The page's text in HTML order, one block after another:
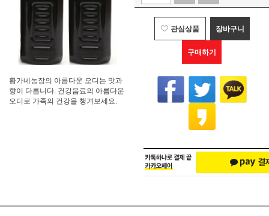
황가네농장의 아름다운 오디는 맛과
향이 다릅니다. 건강음료의 아름다운
오디로 가족의 건강을 챙겨보세요.
관심상품 장바구니
구매하기